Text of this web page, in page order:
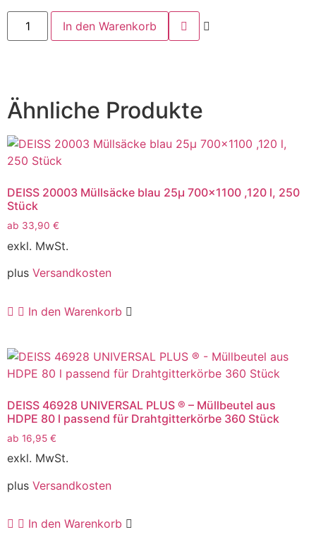
In den Warenkorb
Ähnliche Produkte
DEISS 20003 Müllsäcke blau 25µ 700×1100 ,120 l, 250
Stück
ab 33,90 €
exkl. MwSt.
plus Versandkosten
In den Warenkorb
DEISS 46928 UNIVERSAL PLUS ® – Müllbeutel aus
HDPE 80 l passend für Drahtgitterkörbe 360 Stück
ab 16,95 €
exkl. MwSt.
plus Versandkosten
In den Warenkorb